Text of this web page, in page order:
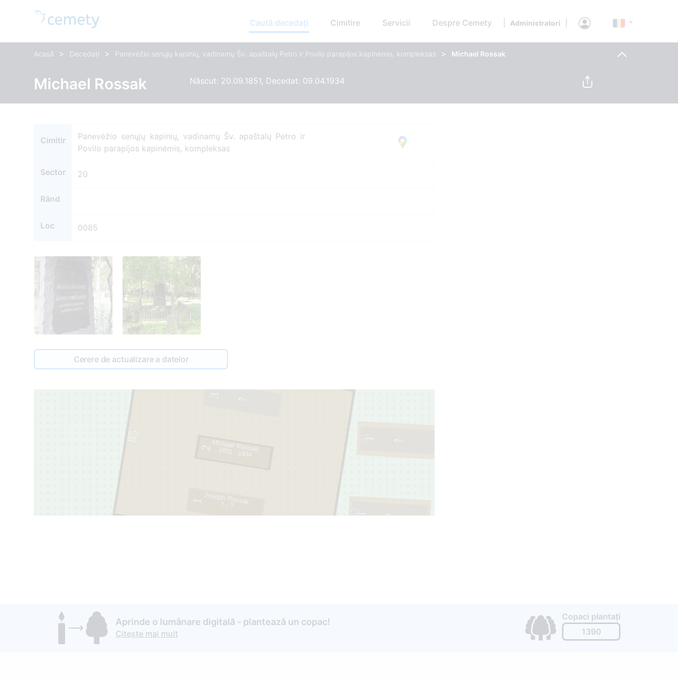
Caută decedați Cimitire Servicii Despre Cemety Administratori
Acasă > Decedați > Panevėžio senųjų kapinių, vadinamų Šv. apaštalų Petro ir Povilo parapijos kapinėmis, kompleksas > Michael Rossak
Michael Rossak Născut: 20.09.1851, Decedat: 09.04.1934
Cimitir
Panevėžio senųjų kapinių, vadinamų Šv. apaštalų Petro ir
Povilo parapijos kapinėmis, kompleksas
Sector 20
Rând
Loc 0085
Cerere de actualizare a datelor
92
85
1
2
Joseph Rossak
? - ?
Michael Rossak
1851 - 1934
Aprinde o lumânare digitală - plantează un copac!
Citește mai mult
Copaci plantați
1390